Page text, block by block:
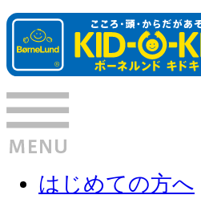
はじめての方へ